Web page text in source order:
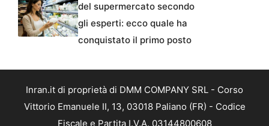
del supermercato secondo
gli esperti: ecco quale ha
conquistato il primo posto
Inran.it di proprietà di DMM COMPANY SRL - Corso
Vittorio Emanuele II, 13, 03018 Paliano (FR) - Codice
Fiscale e Partita I.V.A. 03144800608